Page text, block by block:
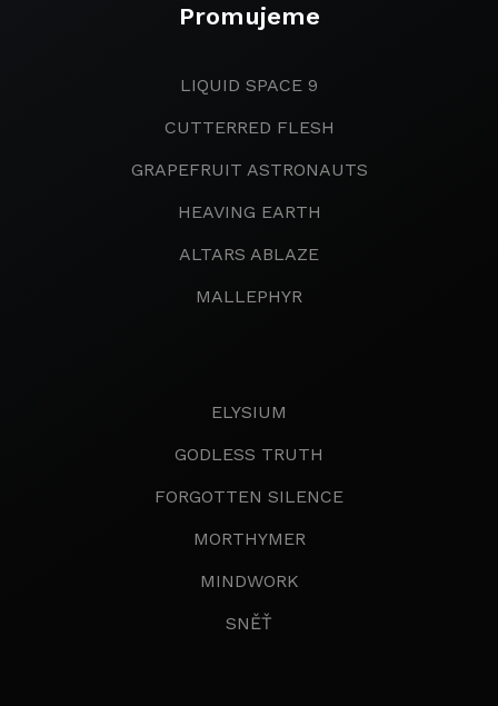
Promujeme
LIQUID SPACE 9
CUTTERRED FLESH
GRAPEFRUIT ASTRONAUTS
HEAVING EARTH
ALTARS ABLAZE
MALLEPHYR
ELYSIUM
GODLESS TRUTH
FORGOTTEN SILENCE
MORTHYMER
MINDWORK
SNĚŤ